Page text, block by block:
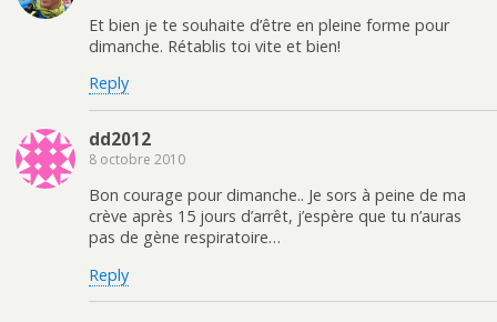
Et bien je te souhaite d’être en pleine forme pour
dimanche. Rétablis toi vite et bien!
Reply
dd2012
8 octobre 2010
Bon courage pour dimanche.. Je sors à peine de ma
crève après 15 jours d’arrêt, j’espère que tu n’auras
pas de gène respiratoire…
Reply